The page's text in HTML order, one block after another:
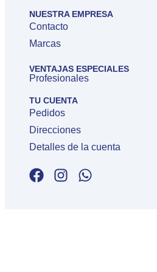
NUESTRA EMPRESA
Contacto
Marcas
VENTAJAS ESPECIALES
Profesionales
TU CUENTA
Pedidos
Direcciones
Detalles de la cuenta